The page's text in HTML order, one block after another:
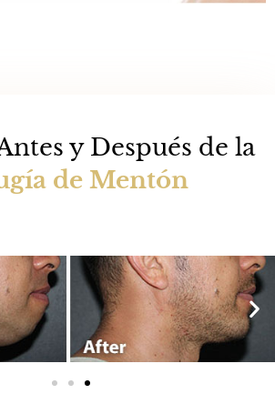
y Después de la
de Mentón